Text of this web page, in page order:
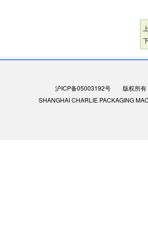
沪ICP备05003192号版权所有：
SHANGHAI CHARLIE PACKAGING